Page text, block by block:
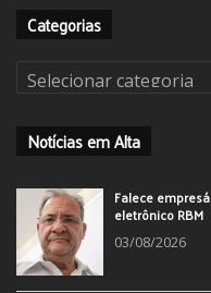
Categorias
Categorias
Notícias em Alta
Falece
eletrônico RBM
03/08/2026